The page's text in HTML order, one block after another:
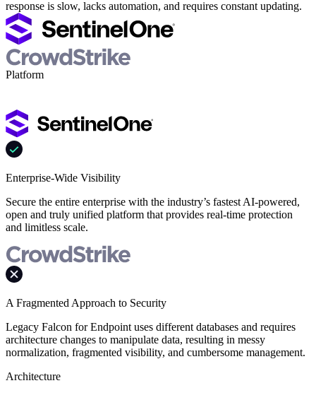
response is slow, lacks automation, and requires constant updating.
Platform
Enterprise-Wide Visibility
Secure the entire enterprise with the industry’s fastest AI-powered,
open and truly unified platform that provides real-time protection
and limitless scale.
A Fragmented Approach to Security
Legacy Falcon for Endpoint uses different databases and requires
architecture changes to manipulate data, resulting in messy
normalization, fragmented visibility, and cumbersome management.
Architecture